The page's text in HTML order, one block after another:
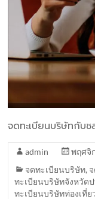
จดทะเบียนบริษัทกับ
admin
พฤศจิ
จดทะเบียนบริษัท,
ทะเบียนบริษัทจังหวัด
ทะเบียนบริษัทท่องเที่